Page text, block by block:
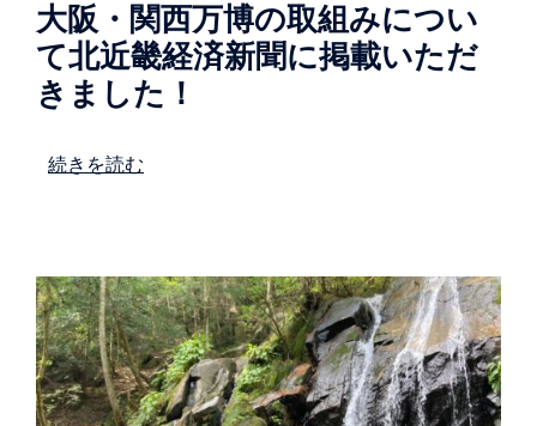
大阪・関西万博の取組みについ
て北近畿経済新聞に掲載いただ
きました！
続きを読む